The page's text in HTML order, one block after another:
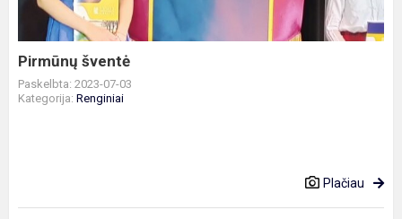
Pirmūnų šventė
Paskelbta: 2023-07-03
Kategorija: Renginiai
Plačiau